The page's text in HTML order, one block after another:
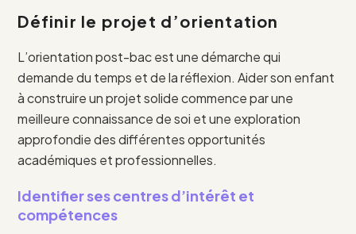
Définir le projet d’orientation
L’orientation post-bac est une démarche qui
demande du temps et de la réflexion. Aider son enfant
à construire un projet solide commence par une
meilleure connaissance de soi et une exploration
approfondie des différentes opportunités
académiques et professionnelles.
Identifier ses centres d’intérêt et
compétences